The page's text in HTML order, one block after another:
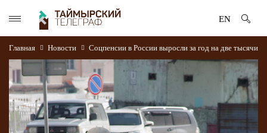
EN
Главная Новости Соцпенсии в России выросли за год на две тысячи